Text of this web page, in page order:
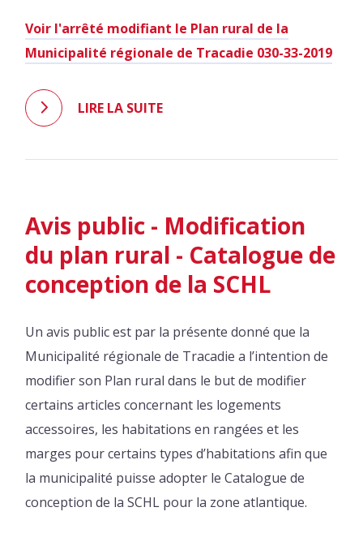
Voir l'arrêté modifiant le Plan rural de la
Municipalité régionale de Tracadie 030-33-2019
LIRE LA SUITE
Avis public - Modification
du plan rural - Catalogue de
conception de la SCHL
Un avis public est par la présente donné que la
Municipalité régionale de Tracadie a l’intention de
modifier son Plan rural dans le but de modifier
certains articles concernant les logements
accessoires, les habitations en rangées et les
marges pour certains types d’habitations afin que
la municipalité puisse adopter le Catalogue de
conception de la SCHL pour la zone atlantique.